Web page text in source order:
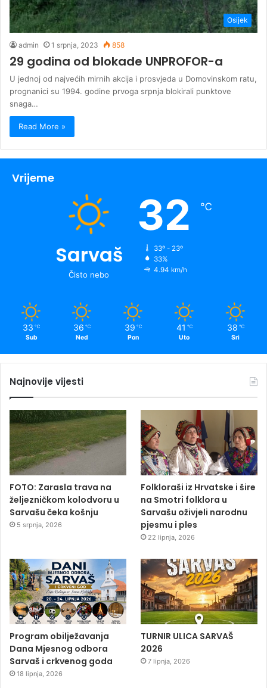
Osijek
admin 1 srpnja, 2023 858
29 godina od blokade UNPROFOR-a
U jednoj od najvećih mirnih akcija i prosvjeda u Domovinskom ratu,
prognanici su 1994. godine prvoga srpnja blokirali punktove
snaga…
Read More »
Vrijeme
Sarvaš
Čisto nebo
32 ℃
33º - 23º
33%
4.94 km/h
33 ℃
Sub
36 ℃
Ned
39 ℃
Pon
41 ℃
Uto
38 ℃
Sri
Najnovije vijesti
FOTO: Zarasla trava na
željezničkom kolodvoru u
Sarvašu čeka košnju
5 srpnja, 2026
Folkloraši iz Hrvatske i šire
na Smotri folklora u
Sarvašu oživjeli narodnu
pjesmu i ples
22 lipnja, 2026
Program obilježavanja
Dana Mjesnog odbora
Sarvaš i crkvenog goda
18 lipnja, 2026
TURNIR ULICA SARVAŠ
2026
7 lipnja, 2026